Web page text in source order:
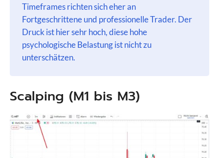
Timeframes richten sich eher an
Fortgeschrittene und professionelle Trader. Der
Druck ist hier sehr hoch, diese hohe
psychologische Belastung ist nicht zu
unterschätzen.
Scalping (M1 bis M3)